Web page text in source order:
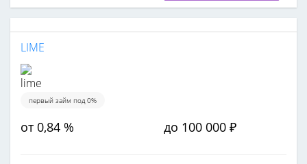
LIME
первый займ под 0%
от 0,84 % до 100 000 ₽